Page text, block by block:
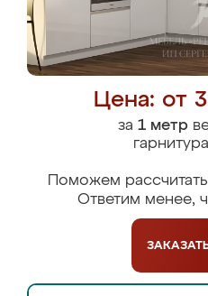
Цена: от
за 1 метр
Поможем
Ответим менее,